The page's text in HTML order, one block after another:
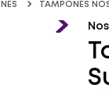
TAMPONES